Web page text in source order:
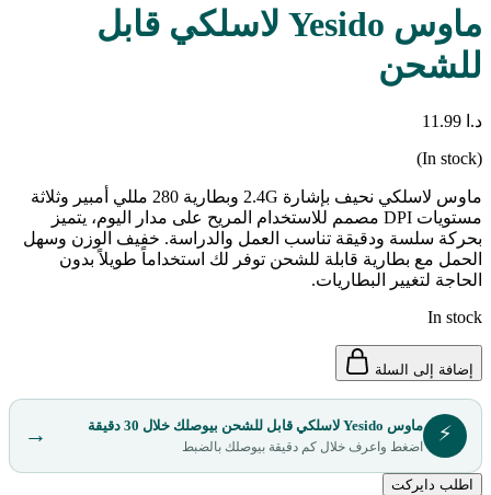
ماوس Yesido لاسلكي قابل
للشحن
د.ا
(In stock)
ماوس لاسلكي نحيف بإشارة 2.4G وبطارية 280 مللي أمبير وثلاثة
مستويات DPI مصمم للاستخدام المريح على مدار اليوم، يتميز
بحركة سلسة ودقيقة تناسب العمل والدراسة. خفيف الوزن وسهل
الحمل مع بطارية قابلة للشحن توفر لك استخداماً طويلاً بدون
الحاجة لتغيير البطاريات.
In stock
إضافة إلى السلة
⚡ ماوس Yesido لاسلكي قابل للشحن بيوصلك خلال 30 دقيقة
اضغط واعرف خلال كم دقيقة بيوصلك بالضبط →
اطلب دايركت